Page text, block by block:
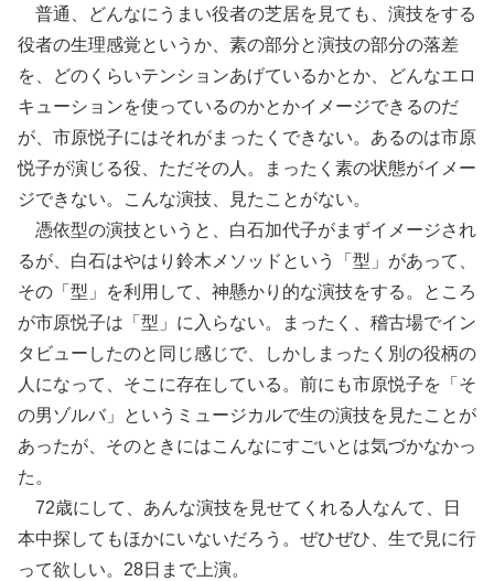
普通、どんなにうまい役者の芝居を見ても、演技をする
役者の生理感覚というか、素の部分と演技の部分の落差
を、どのくらいテンションあげているかとか、どんなエロ
キューションを使っているのかとかイメージできるのだ
が、市原悦子にはそれがまったくできない。あるのは市原
悦子が演じる役、ただその人。まったく素の状態がイメー
ジできない。こんな演技、見たことがない。
憑依型の演技というと、白石加代子がまずイメージされ
るが、白石はやはり鈴木メソッドという「型」があって、
その「型」を利用して、神懸かり的な演技をする。ところ
が市原悦子は「型」に入らない。まったく、稽古場でイン
タビューしたのと同じ感じで、しかしまったく別の役柄の
人になって、そこに存在している。前にも市原悦子を「そ
の男ゾルバ」というミュージカルで生の演技を見たことが
あったが、そのときにはこんなにすごいとは気づかなかっ
た。
72歳にして、あんな演技を見せてくれる人なんて、日
本中探してもほかにいないだろう。ぜひぜひ、生で見に行
って欲しい。28日まで上演。